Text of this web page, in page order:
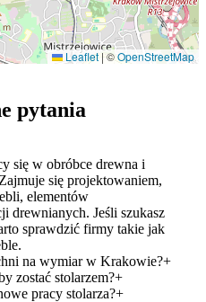
Leaflet |©OpenStreetMap
pytania
się w obróbce drewna i
się projektowaniem,
elementów
drewnianych. Jeśli szukasz
sprawdzić firmy takie jak
na wymiar w Krakowie?+
zostać stolarzem?+
pracy stolarza?+
7